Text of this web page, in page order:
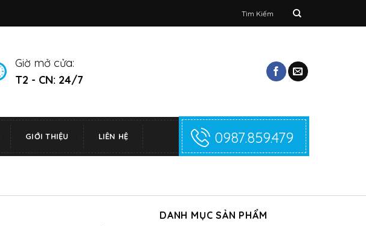
kiếm:
Giờ mở cửa:
T2 - CN: 24/7
GIỚI THIỆU LIÊN HỆ 0987.859.479
DANH MỤC SẢN PHẨM